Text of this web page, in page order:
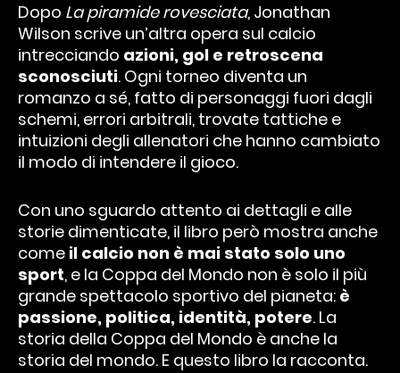
Dopo La piramide rovesciata, Jonathan
Wilson scrive un’altra opera sul calcio
intrecciando azioni, gol e retroscena
sconosciuti. Ogni torneo diventa un
romanzo a sé, fatto di personaggi fuori dagli
schemi, errori arbitrali, trovate tattiche e
intuizioni degli allenatori che hanno cambiato
il modo di intendere il gioco.
Con uno sguardo attento ai dettagli e alle
storie dimenticate, il libro però mostra anche
come il calcio non è mai stato solo uno
sport, e la Coppa del Mondo non è solo il più
grande spettacolo sportivo del pianeta: è
passione, politica, identità, potere. La
storia della Coppa del Mondo è anche la
storia del mondo. E questo libro la racconta.